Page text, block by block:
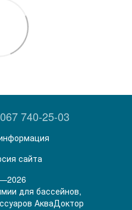
067 740-25-03
сайта
для бассейнов,
АкваДоктор